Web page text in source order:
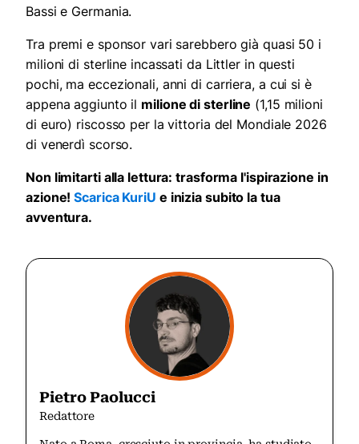
Bassi e Germania.
Tra premi e sponsor vari sarebbero già quasi 50 i
milioni di sterline incassati da Littler in questi
pochi, ma eccezionali, anni di carriera, a cui si è
appena aggiunto il milione di sterline (1,15 milioni
di euro) riscosso per la vittoria del Mondiale 2026
di venerdì scorso.
Non limitarti alla lettura: trasforma l'ispirazione in
azione!Scarica KuriU e inizia subito la tua
avventura.
Pietro Paolucci
Redattore